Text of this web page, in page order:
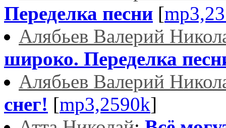
Переделка песни [
Алябьев Валерий
широко. Переделка
Алябьев Валерий
снег! [mp3,2590k]